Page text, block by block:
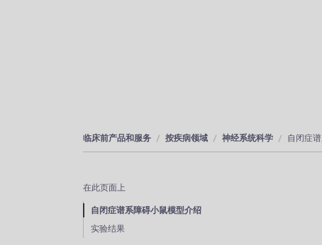
临床前产品和服务 按疾病领域 神经系统科学 自闭症
在此页面上
自闭症谱系障碍小鼠模型介绍
实验结果